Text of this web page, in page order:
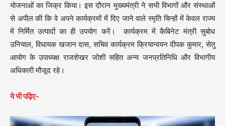
योजनाओं का जिक्र किया। इस दौरान मुख्यमंत्री ने सभी विभागों और संस्थाओं
से अपील की कि वे अपने कार्यक्रमों में दिए जाने वाले स्मृति चिन्हों में केवल राज्य
में निर्मित उत्पादों का ही उपयोग करें। कार्यक्रम में कैबिनेट मंत्री सुबोध
उनियाल, विधायक खजान दास, सचिव कार्यक्रम क्रियान्वयन दीपक कुमार, सेतु
आयोग के उपाध्यक्ष राजशेखर जोशी सहित अन्य जनप्रतिनिधि और विभागीय
अधिकारी मौजूद रहे।
ये भी पढ़िए-